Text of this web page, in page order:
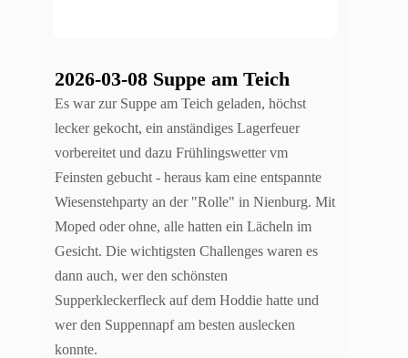
2026-03-08 Suppe am Teich
Es war zur Suppe am Teich geladen, höchst
lecker gekocht, ein anständiges Lagerfeuer
vorbereitet und dazu Frühlingswetter vm
Feinsten gebucht - heraus kam eine entspannte
Wiesenstehparty an der "Rolle" in Nienburg. Mit
Moped oder ohne, alle hatten ein Lächeln im
Gesicht. Die wichtigsten Challenges waren es
dann auch, wer den schönsten
Supperkleckerfleck auf dem Hoddie hatte und
wer den Suppennapf am besten auslecken
konnte.